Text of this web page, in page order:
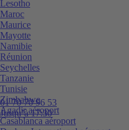
01 70 70 96 53
Jusqu’à 17:30
Lesotho
Maroc
Maurice
Mayotte
Namibie
Réunion
Seychelles
Tanzanie
Tunisie
Zimbabwe
Agadir aéroport
Casablanca aéroport